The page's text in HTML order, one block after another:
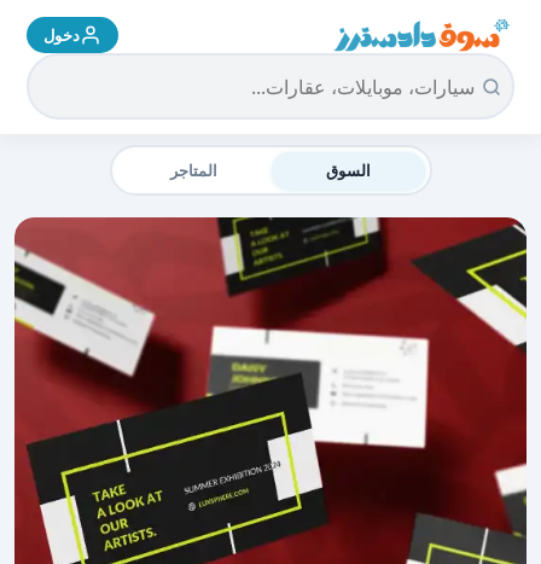
سوق دادسترز الرئيسية دخول
السوق المتاجر